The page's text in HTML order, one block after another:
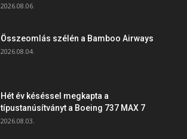
2026.08.06.
Összeomlás szélén a Bamboo Airways
2026.08.04.
Hét év késéssel megkapta a
típustanúsítványt a Boeing 737 MAX 7
2026.08.03.